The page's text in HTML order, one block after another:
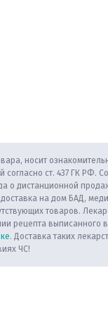
носит
ст. 437 ГК РФ.
о дистанционной
на дом БАД,
товаров.
рецепта выписанного
. Доставка таких
ЧС!